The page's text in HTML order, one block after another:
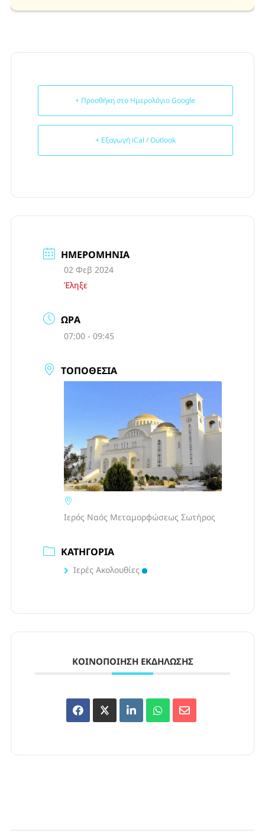
+ Προσθήκη στο Ημερολόγιο Google
+ Εξαγωγή iCal / Outlook
ΗΜΕΡΟΜΗΝΊΑ
02 Φεβ 2024
Έληξε
ΏΡΑ
07:00 - 09:45
ΤΟΠΟΘΕΣΊΑ
Ιερός Ναός Μεταμορφώσεως Σωτήρος
ΚΑΤΗΓΟΡΊΑ
Ιερές Ακολουθίες
ΚΟΙΝΟΠΟΊΗΣΗ ΕΚΔΉΛΩΣΗΣ